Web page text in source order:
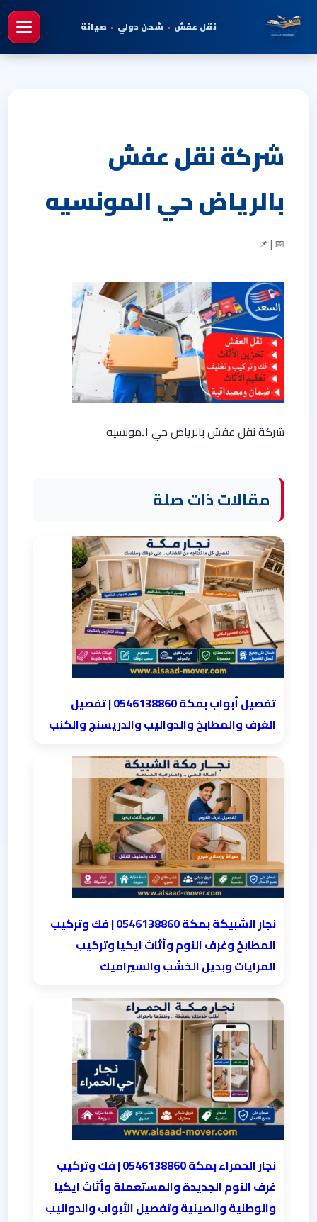
نقل عفش • شحن دولي • صيانة
شركة نقل عفش
بالرياض حي المونسيه
📅 | 📌
شركة نقل عفش بالرياض حي المونسيه
مقالات ذات صلة
تفصيل أبواب بمكة 0546138860 | تفصيل
الغرف والمطابخ والدواليب والدريسنج والكنب
نجار الشبيكة بمكة 0546138860⁩ | فك وتركيب
المطابخ وغرف النوم وأثاث ايكيا وتركيب
المرايات وبديل الخشب والسيراميك
نجار الحمراء بمكة 0546138860⁩ | فك وتركيب
غرف النوم الجديدة والمستعملة وأثاث ايكيا
والوطنية والصينية وتفصيل الأبواب والدواليب